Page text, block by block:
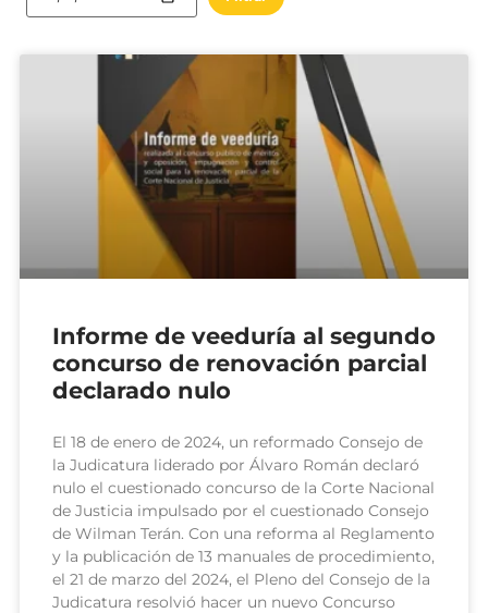
Informe de veeduría al segundo
concurso de renovación parcial
declarado nulo
El 18 de enero de 2024, un reformado Consejo de
la Judicatura liderado por Álvaro Román declaró
nulo el cuestionado concurso de la Corte Nacional
de Justicia impulsado por el cuestionado Consejo
de Wilman Terán. Con una reforma al Reglamento
y la publicación de 13 manuales de procedimiento,
el 21 de marzo del 2024, el Pleno del Consejo de la
Judicatura resolvió hacer un nuevo Concurso